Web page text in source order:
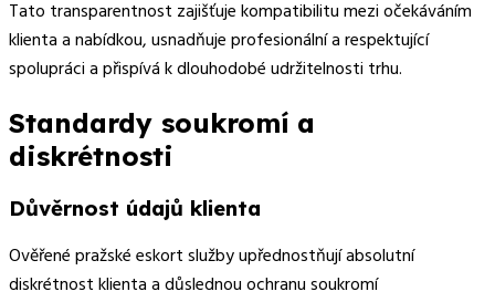
Tato transparentnost zajišťuje kompatibilitu mezi očekáváním
klienta a nabídkou, usnadňuje profesionální a respektující
spolupráci a přispívá k dlouhodobé udržitelnosti trhu.
Standardy soukromí a
diskrétnosti
Důvěrnost údajů klienta
Ověřené pražské eskort služby upřednostňují absolutní
diskrétnost klienta a důslednou ochranu soukromí